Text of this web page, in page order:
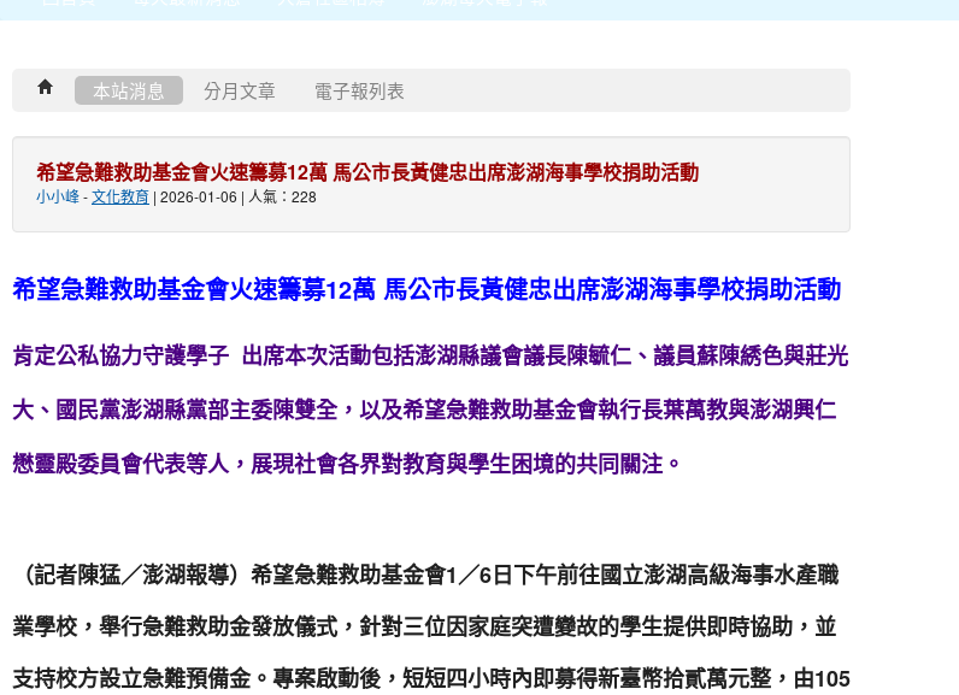
本站消息 分月文章 電子報列表
希望急難救助基金會火速籌募12萬 馬公市長黃健忠出席澎湖海事學校捐助活動
小小峰-文化教育 | 2026-01-06 | 人氣：228
希望急難救助基金會火速籌募12萬 馬公市長黃健忠出席澎湖海事學校捐助活動
肯定公私協力守護學子 出席本次活動包括澎湖縣議會議長陳毓仁、議員蘇陳綉色與莊光
大、國民黨澎湖縣黨部主委陳雙全，以及希望急難救助基金會執行長葉萬教與澎湖興仁
懋靈殿委員會代表等人，展現社會各界對教育與學生困境的共同關注。
（記者陳猛／澎湖報導）希望急難救助基金會1／6日下午前往國立澎湖高級海事水產職
業學校，舉行急難救助金發放儀式，針對三位因家庭突遭變故的學生提供即時協助，並
支持校方設立急難預備金。專案啟動後，短短四小時內即募得新臺幣拾貳萬元整，由105